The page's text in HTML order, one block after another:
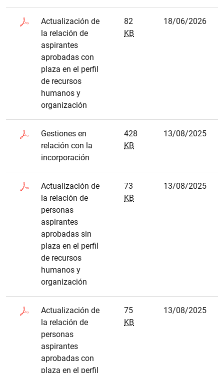
Actualización de
la relación de
aspirantes
aprobadas con
plaza en el perfil
de recursos
humanos y
organización
82
KB
18/06/2026
Gestiones en
relación con la
incorporación
428
KB
13/08/2025
Actualización de
la relación de
personas
aspirantes
aprobadas sin
plaza en el perfil
de recursos
humanos y
organización
73
KB
13/08/2025
Actualización de
la relación de
personas
aspirantes
aprobadas con
plaza en el perfil
75
KB
13/08/2025